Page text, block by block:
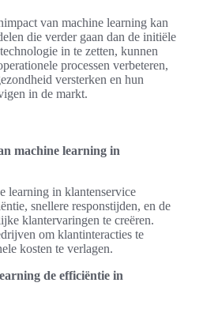
van machine learning kan
die verder gaan dan de initiële
in te zetten, kunnen
processen verbeteren,
versterken en hun
in de markt.
machine learning in
learning in klantenservice
snellere responstijden, en de
klantervaringen te creëren.
om klantinteracties te
kosten te verlagen.
de efficiëntie in